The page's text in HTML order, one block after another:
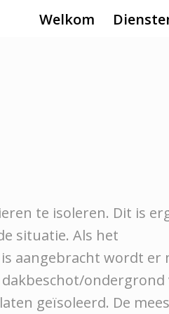
Welkom
te isoleren. Dit is
situatie. Als het
aangebracht wordt er
ondergrond
geïsoleerd. De